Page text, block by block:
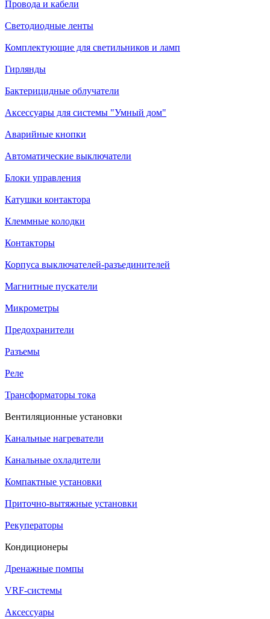
Провода и кабели
Светодиодные ленты
Комплектующие для светильников и ламп
Гирлянды
Бактерицидные облучатели
Аксессуары для системы "Умный дом"
Аварийные кнопки
Автоматические выключатели
Блоки управления
Катушки контактора
Клеммные колодки
Контакторы
Корпуса выключателей-разъединителей
Магнитные пускатели
Микрометры
Предохранители
Разъемы
Реле
Трансформаторы тока
Вентиляционные установки
Канальные нагреватели
Канальные охладители
Компактные установки
Приточно-вытяжные установки
Рекуператоры
Кондиционеры
Дренажные помпы
VRF-системы
Аксессуары